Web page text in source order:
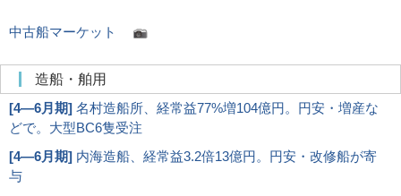
中古船マーケット
造船・舶用
[4―6月期] 名村造船所、経常益77%増104億円。円安・増産な
どで。大型BC6隻受注
[4―6月期] 内海造船、経常益3.2倍13億円。円安・改修船が寄
与